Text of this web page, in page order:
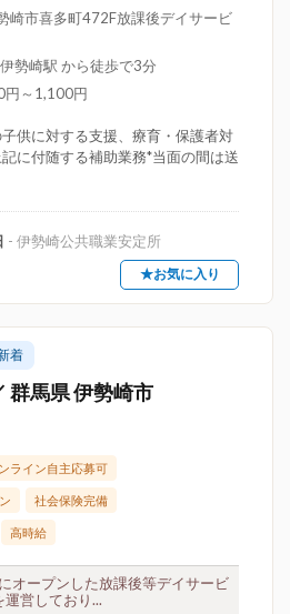
崎市喜多町472F放課後デイサービ
伊勢崎駅 から徒歩で3分
円～1,100円
供に対する支援、療育・保護者対
に付随する補助業務*当面の間は送
- 伊勢崎公共職業安定所
★お気に入り
着
群馬県 伊勢崎市
ライン自主応募可
社会保険完備
高時給
オープンした放課後等デイサービ
営しており...